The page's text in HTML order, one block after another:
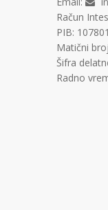
Račun
PIB:
Matični
Šifra
Radno